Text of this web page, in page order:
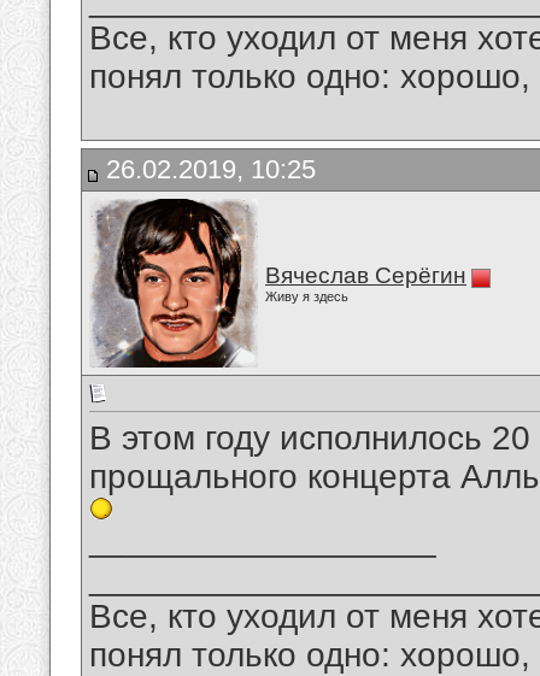
Все, кто уходил от меня
понял только одно:
26.02.2019, 10:25
Вячеслав Серёгин
Живу я здесь
В этом году исполнилось
прощального концерта
Все, кто уходил от меня
понял только одно: